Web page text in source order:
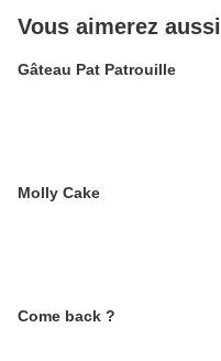
Vous aimerez aussi
Gâteau Pat Patrouille
Molly Cake
Come back ?